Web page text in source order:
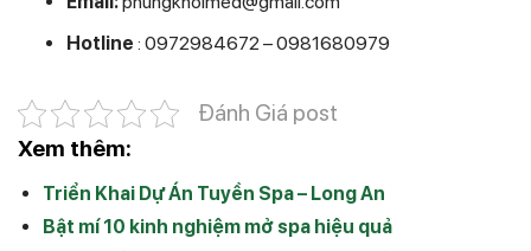
Hotline : 0972984672 – 0981680979
Đánh Giá post
Xem thêm:
Triển Khai Dự Án Tuyền Spa – Long An
Bật mí 10 kinh nghiệm mở spa hiệu quả